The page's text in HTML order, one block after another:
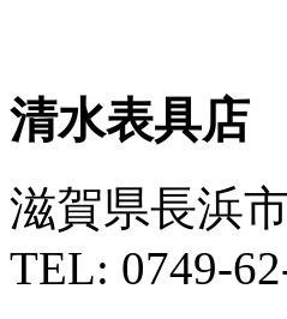
清水表具店
滋賀県長浜
TEL: 0749-